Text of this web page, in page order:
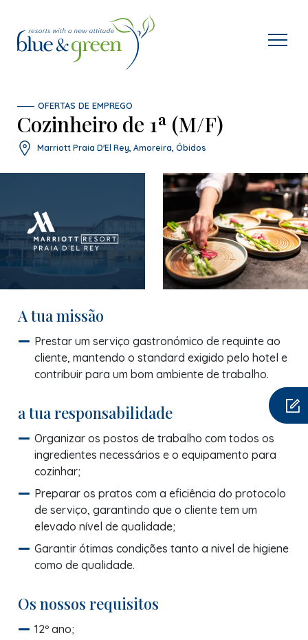
OFERTAS DE EMPREGO
Cozinheiro de 1ª (M/F)
Marriott Praia D'El Rey, Amoreira, Óbidos
A tua missão
Prestar um serviço gastronómico de requinte ao
cliente, mantendo o standard exigido pelo hotel e
contribuir para um bom ambiente de trabalho.
a tua responsabilidade
Organizar os postos de trabalho com todos os
ingredientes necessários e o equipamento para
cozinhar;
Preparar os pratos com a eficiência do protocolo
de serviço, garantindo que o cliente tem um
elevado nível de qualidade;
Garantir ótimas condições tanto a nivel de higiene
como de qualidade.
Os nossos requisitos
12º ano;